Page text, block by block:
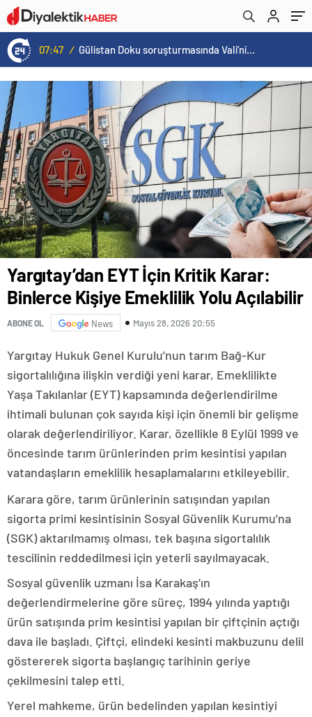
07:47 / Gülistan Doku soruşturmasında Vali’nin eşi de gözaltında
Yargıtay’dan EYT İçin Kritik Karar:
Binlerce Kişiye Emeklilik Yolu Açılabilir
ABONE OL News Mayıs 28, 2026 20:55
Yargıtay Hukuk Genel Kurulu’nun tarım Bağ-Kur
sigortalılığına ilişkin verdiği yeni karar, Emeklilikte
Yaşa Takılanlar (EYT) kapsamında değerlendirilme
ihtimali bulunan çok sayıda kişi için önemli bir gelişme
olarak değerlendiriliyor. Karar, özellikle 8 Eylül 1999 ve
öncesinde tarım ürünlerinden prim kesintisi yapılan
vatandaşların emeklilik hesaplamalarını etkileyebilir.
Karara göre, tarım ürünlerinin satışından yapılan
sigorta primi kesintisinin Sosyal Güvenlik Kurumu’na
(SGK) aktarılmamış olması, tek başına sigortalılık
tescilinin reddedilmesi için yeterli sayılmayacak.
Sosyal güvenlik uzmanı İsa Karakaş’ın
değerlendirmelerine göre süreç, 1994 yılında yaptığı
ürün satışında prim kesintisi yapılan bir çiftçinin açtığı
dava ile başladı. Çiftçi, elindeki kesinti makbuzunu delil
göstererek sigorta başlangıç tarihinin geriye
çekilmesini talep etti.
Yerel mahkeme, ürün bedelinden yapılan kesintiyi